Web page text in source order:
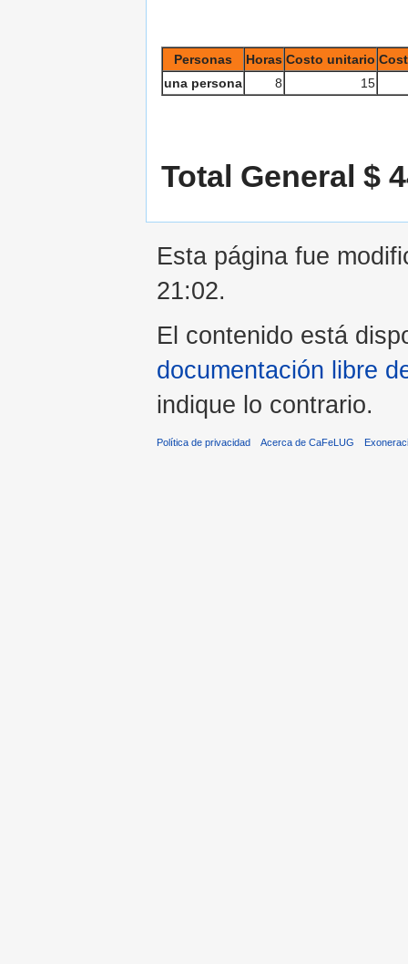
Personas Horas Costo unitario
una persona
8 15
Total General $
Esta página fue
21:02.
El contenido está
documentación libre
indique lo contrario.
Política de privacidad Acerca de CaFeLUG